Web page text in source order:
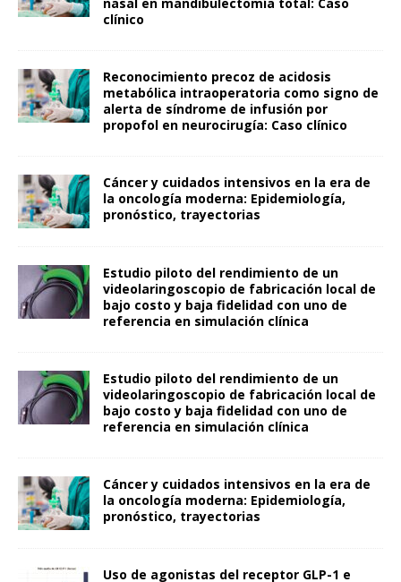
clínico
Reconocimiento precoz de acidosis
metabólica intraoperatoria como signo de
alerta de síndrome de infusión por
propofol en neurocirugía: Caso clínico
Cáncer y cuidados intensivos en la era de
la oncología moderna: Epidemiología,
pronóstico, trayectorias
Estudio piloto del rendimiento de un
videolaringoscopio de fabricación local de
bajo costo y baja fidelidad con uno de
referencia en simulación clínica
Estudio piloto del rendimiento de un
videolaringoscopio de fabricación local de
bajo costo y baja fidelidad con uno de
referencia en simulación clínica
Cáncer y cuidados intensivos en la era de
la oncología moderna: Epidemiología,
pronóstico, trayectorias
Uso de agonistas del receptor GLP-1 e